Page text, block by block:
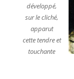
développé,
sur le cliché,
apparut
cette tendre et
touchante